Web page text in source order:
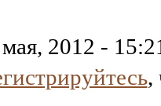
2012 -
,